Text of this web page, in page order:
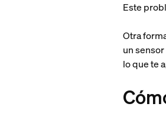
Este
Otra
un
lo que te